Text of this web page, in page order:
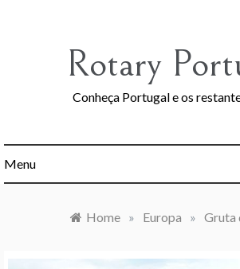
Rotary
Conheça Portugal e os
Menu
Home » Europa » Gruta